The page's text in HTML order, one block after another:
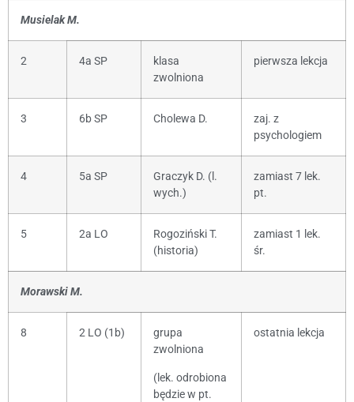
Musielak M.
2 4a SP
klasa
zwolniona
pierwsza lekcja
3 6b SP Cholewa D.
zaj. z
psychologiem
4 5a SP
Graczyk D. (l.
wych.)
zamiast 7 lek.
pt.
5 2a LO
Rogoziński T.
(historia)
zamiast 1 lek.
śr.
Morawski M.
8 2 LO (1b)
grupa
zwolniona
(lek. odrobiona
będzie w pt.
ostatnia lekcja